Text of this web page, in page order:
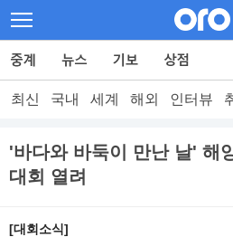
최신 국내 세계 해외 인터뷰
'바다와 바둑이 만난 날' 해
대회 열려
[대회소식]